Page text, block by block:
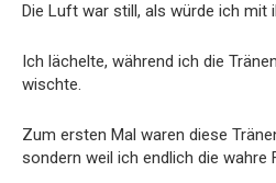
Die Luft war still, als würde ich mit
Ich lächelte, während ich die
wischte.
Zum ersten Mal waren diese
sondern weil ich endlich die wahre